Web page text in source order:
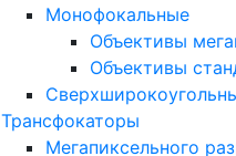
Монофокальные
Объективы
Объективы
Трансфокаторы
Мегапиксельного